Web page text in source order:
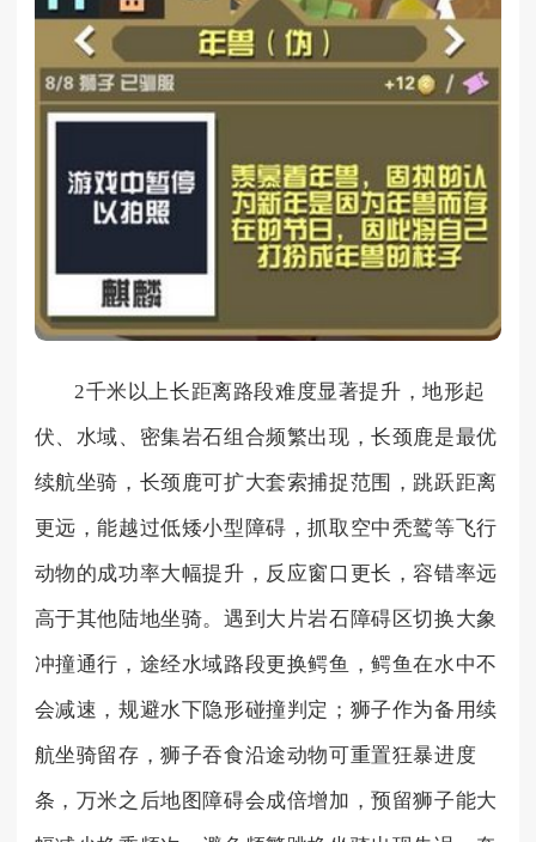
2千米以上长距离路段难度显著提升，地形起
伏、水域、密集岩石组合频繁出现，长颈鹿是最优
续航坐骑，长颈鹿可扩大套索捕捉范围，跳跃距离
更远，能越过低矮小型障碍，抓取空中秃鹫等飞行
动物的成功率大幅提升，反应窗口更长，容错率远
高于其他陆地坐骑。遇到大片岩石障碍区切换大象
冲撞通行，途经水域路段更换鳄鱼，鳄鱼在水中不
会减速，规避水下隐形碰撞判定；狮子作为备用续
航坐骑留存，狮子吞食沿途动物可重置狂暴进度
条，万米之后地图障碍会成倍增加，预留狮子能大